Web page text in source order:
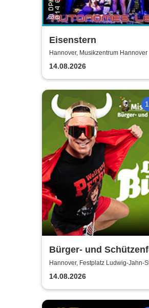
Eisenstern
Hannover, Musikzentrum Hannover
14.08.2026
Bürger- und
Misburg
Hannover, Festplatz Ludwig-Jahn-
14.08.2026